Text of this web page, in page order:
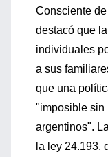
Consciente
destacó que
individuales
a sus
que una
"imposible sin
argentinos".
la ley 24.193,